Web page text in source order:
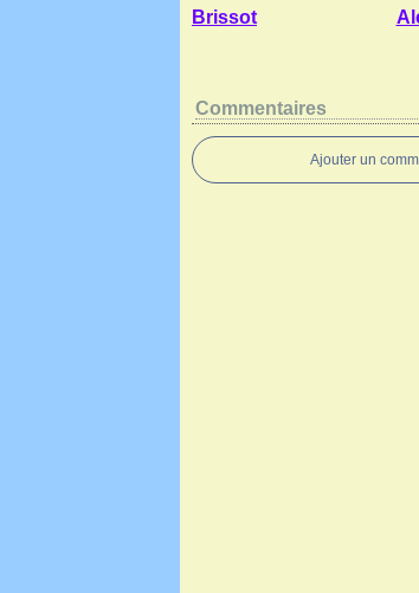
Brissot
Commentaires
Ajouter un